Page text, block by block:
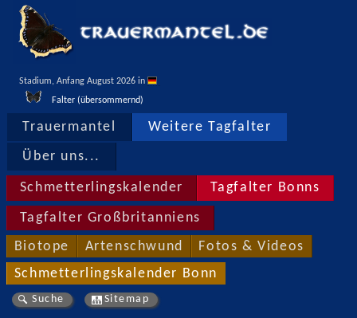
Stadium, Anfang August 2026 in
Falter (übersommernd)
Trauermantel Weitere Tagfalter
Über uns...
Schmetterlingskalender Tagfalter Bonns
Tagfalter Großbritanniens
Biotope Artenschwund Fotos & Videos
Schmetterlingskalender Bonn
Suche Sitemap